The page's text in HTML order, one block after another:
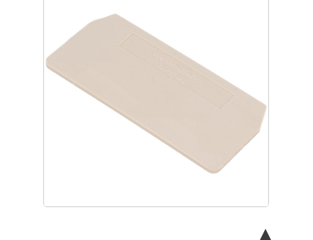
לכל מוצרי היצרן
לכל מוצרי היצרן